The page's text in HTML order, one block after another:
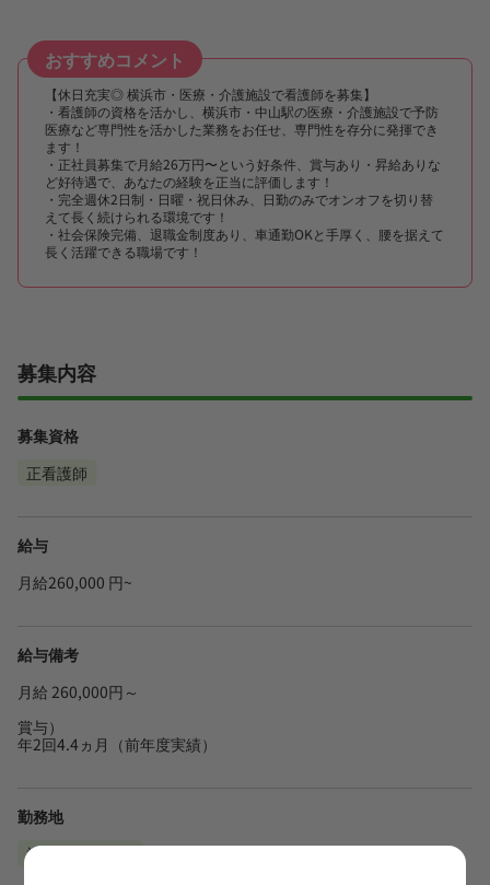
おすすめコメント
【休日充実◎ 横浜市・医療・介護施設で看護師を募集】
・看護師の資格を活かし、横浜市・中山駅の医療・介護施設で予防
医療など専門性を活かした業務をお任せ、専門性を存分に発揮でき
ます！
・正社員募集で月給26万円〜という好条件、賞与あり・昇給ありな
ど好待遇で、あなたの経験を正当に評価します！
・完全週休2日制・日曜・祝日休み、日勤のみでオンオフを切り替
えて長く続けられる環境です！
・社会保険完備、退職金制度あり、車通勤OKと手厚く、腰を据えて
長く活躍できる職場です！
募集内容
募集資格
正看護師
給与
月給260,000 円~
給与備考
月給 260,000円～
賞与）
年2回4.4ヵ月（前年度実績）
勤務地
神奈川県横浜市